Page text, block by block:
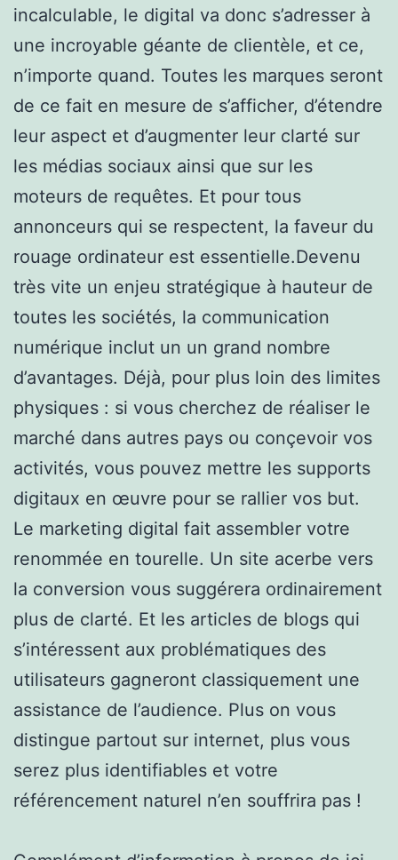
incalculable, le digital va donc s’adresser à
une incroyable géante de clientèle, et ce,
n’importe quand. Toutes les marques seront
de ce fait en mesure de s’afficher, d’étendre
leur aspect et d’augmenter leur clarté sur
les médias sociaux ainsi que sur les
moteurs de requêtes. Et pour tous
annonceurs qui se respectent, la faveur du
rouage ordinateur est essentielle.Devenu
très vite un enjeu stratégique à hauteur de
toutes les sociétés, la communication
numérique inclut un un grand nombre
d’avantages. Déjà, pour plus loin des limites
physiques : si vous cherchez de réaliser le
marché dans autres pays ou conçevoir vos
activités, vous pouvez mettre les supports
digitaux en œuvre pour se rallier vos but.
Le marketing digital fait assembler votre
renommée en tourelle. Un site acerbe vers
la conversion vous suggérera ordinairement
plus de clarté. Et les articles de blogs qui
s’intéressent aux problématiques des
utilisateurs gagneront classiquement une
assistance de l’audience. Plus on vous
distingue partout sur internet, plus vous
serez plus identifiables et votre
référencement naturel n’en souffrira pas !